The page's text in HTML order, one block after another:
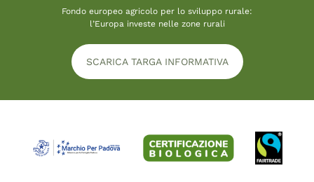
Fondo europeo agricolo per lo sviluppo rurale:
l’Europa investe nelle zone rurali
SCARICA TARGA INFORMATIVA